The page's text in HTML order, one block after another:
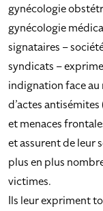
gynécologie
gynécologie
signataires –
syndicats –
indignation face
d’actes
et menaces
et assurent de leur
plus en plus
victimes.
Ils leur expriment